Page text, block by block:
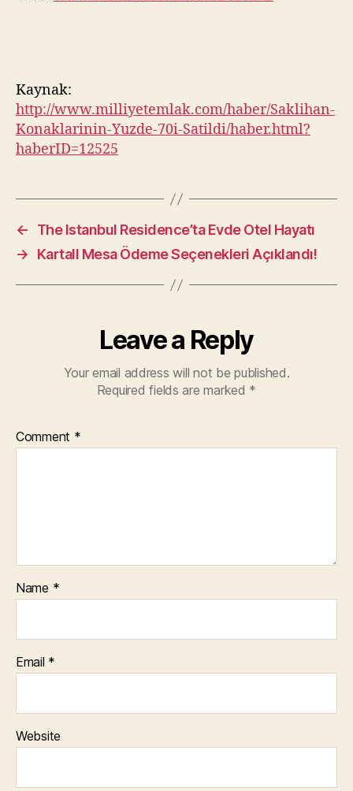
Kaynak:
http://www.milliyetemlak.com/haber/Saklihan-
Konaklarinin-Yuzde-70i-Satildi/haber.html?
haberID=12525
←
The Istanbul Residence’ta Evde Otel Hayatı
→
Kartall Mesa Ödeme Seçenekleri Açıklandı!
Leave a Reply
Your email address will not be published.
Required fields are marked *
Comment *
Name *
Email *
Website